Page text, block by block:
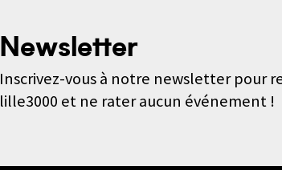
Newsletter
Inscrivez-vous à notre newsletter pour
lille3000 et ne rater aucun événement !